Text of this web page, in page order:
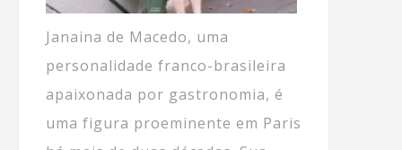
Janaina de Macedo, uma
personalidade franco-brasileira
apaixonada por gastronomia, é
uma figura proeminente em Paris